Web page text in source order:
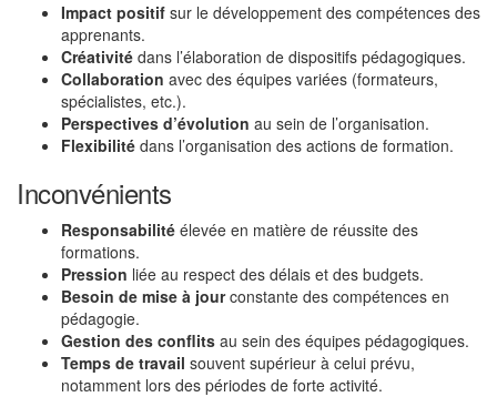
Impact positif sur le développement des compétences des
apprenants.
Créativité dans l’élaboration de dispositifs pédagogiques.
Collaboration avec des équipes variées (formateurs,
spécialistes, etc.).
Perspectives d’évolution au sein de l’organisation.
Flexibilité dans l’organisation des actions de formation.
Inconvénients
Responsabilité élevée en matière de réussite des
formations.
Pression liée au respect des délais et des budgets.
Besoin de mise à jourconstante des compétences en
pédagogie.
Gestion des conflits au sein des équipes pédagogiques.
Temps de travail souvent supérieur à celui prévu,
notamment lors des périodes de forte activité.